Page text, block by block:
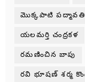
మొక్కపాటి పద్మావతి
యలమర్తి చంద్రకళ
రమణించిన బాపు
రవి భూషణ్ శర్మ